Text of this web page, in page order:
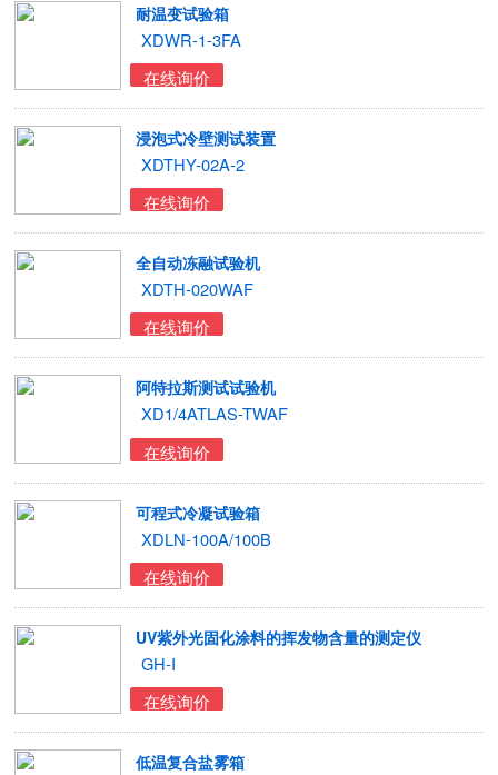
耐温变试验箱
XDWR-1-3FA
在线询价
浸泡式冷壁测试装置
XDTHY-02A-2
在线询价
全自动冻融试验机
XDTH-020WAF
在线询价
阿特拉斯测试试验机
XD1/4ATLAS-TWAF
在线询价
可程式冷凝试验箱
XDLN-100A/100B
在线询价
UV紫外光固化涂料的挥发物含量的测定仪
GH-I
在线询价
低温复合盐雾箱